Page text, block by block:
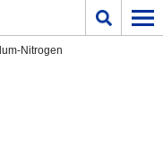
Nitrogen